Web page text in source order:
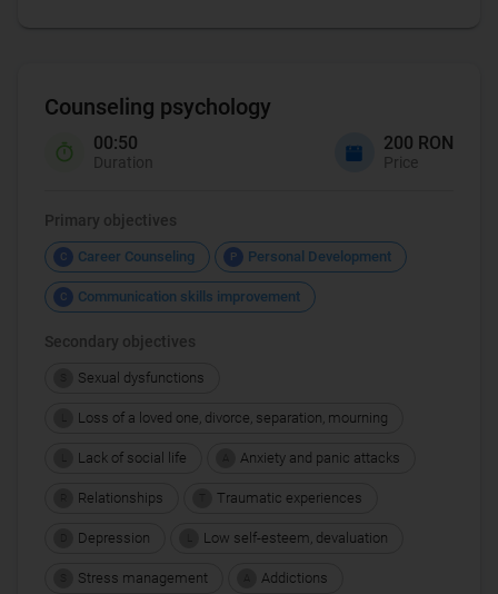
Counseling psychology
00:50
Duration
200 RON
Price
Primary objectives
C Career Counseling P Personal Development
C Communication skills improvement
Secondary objectives
Sexual dysfunctions
Loss of a loved one, divorce, separation, mourning
Lack of social life Anxiety and panic attacks
Relationships Traumatic experiences
Depression Low self-esteem, devaluation
Stress management Addictions